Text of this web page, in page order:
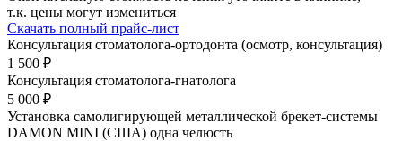
т.к. цены могут измениться
Скачать полный прайс-лист
Консультация стоматолога-ортодонта (осмотр, консультация)
1 500 ₽
Консультация стоматолога-гнатолога
5 000 ₽
Установка самолигирующей металлической брекет-системы
DAMON MINI (США) одна челюсть